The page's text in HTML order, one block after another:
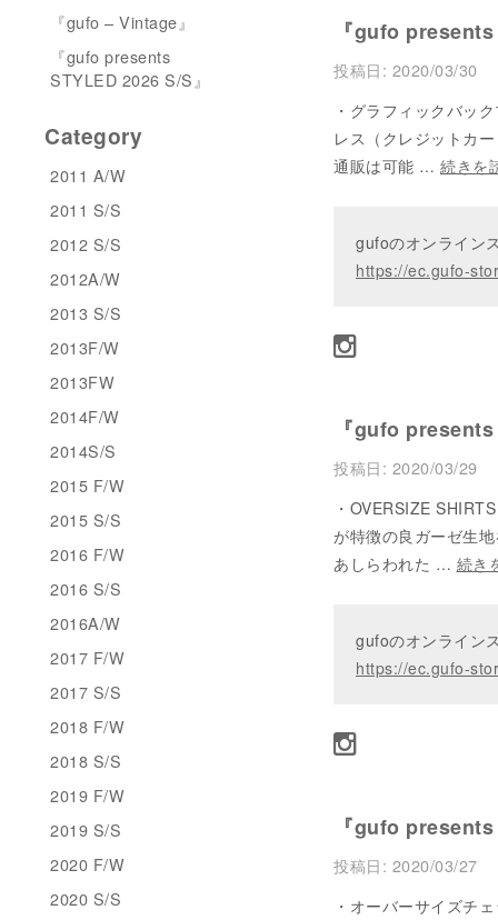
『gufo
投稿日: 2020/03/30
・グラフィックバッ
レス（クレジットカ
通販は可能 … 続きを
gufoのオンライン
https://ec.gufo-
『gufo
投稿日: 2020/03/29
・OVERSIZE
が特徴の良ガーゼ生
あしらわれた … 続き
gufoのオンライン
https://ec.gufo-
『gufo
投稿日: 2020/03/27
・オーバーサイズチ
『gufo – Vintage』
『gufo presents
STYLED 2026 S/S』
Category
2011 A/W
2011 S/S
2012 S/S
2012A/W
2013 S/S
2013F/W
2013FW
2014F/W
2014S/S
2015 F/W
2015 S/S
2016 F/W
2016 S/S
2016A/W
2017 F/W
2017 S/S
2018 F/W
2018 S/S
2019 F/W
2019 S/S
2020 F/W
2020 S/S